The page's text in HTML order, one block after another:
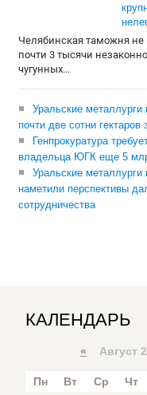
Челябинская таможня не
почти 3 тысячи
чугунных...
Уральские металлурги
почти две сотни гектаров
Генпрокуратура
владельца ЮГК еще 5
Уральские
наметили перспективы
сотрудничества
КАЛЕНДАРЬ
« Август
Пн Вт Ср Чт